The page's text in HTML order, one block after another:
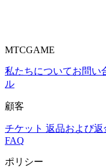
MTCGAME
私たちについてお問い
ル
顧客
チケット 返品および返
FAQ
ポリシー